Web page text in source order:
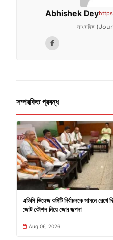
Abhishek Dey
সাংবাদিক
সম্পরকিত প্রবন্ধ
এডিসি ভিলেজ কমিটি নির্বাচনকে সামনে রেখে
জোট কৌশল নিয়ে জোর জল্পনা
Aug 06, 2026